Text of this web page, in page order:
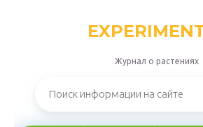
Журнал о растениях